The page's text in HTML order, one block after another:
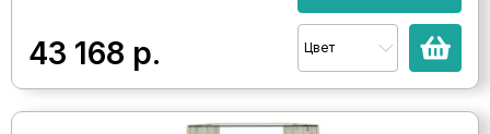
43 168 р. Цвет